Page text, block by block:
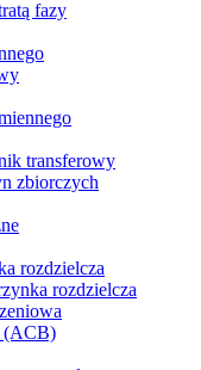
fazy
transferowy
zbiorczych
rozdzielcza
rozdzielcza
(ACB)